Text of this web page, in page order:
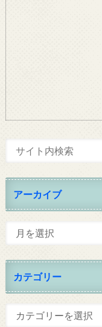
アーカイブ
カテゴリー